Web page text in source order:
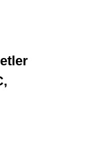
Haberleri